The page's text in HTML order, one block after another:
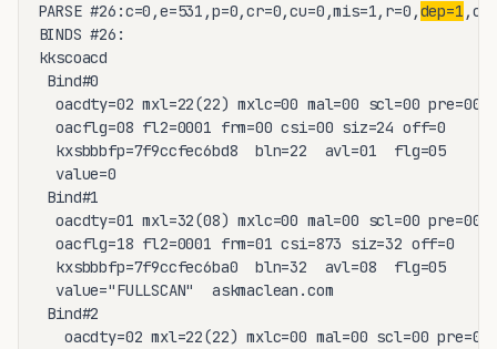
PARSE #26:c=0,e=531,p=0,cr=0,cu=0,mis=1,r=0,dep=1
BINDS #26:
kkscoacd
Bind#0
  oacdty=02 mxl=22(22) mxlc=00 mal=00 scl=00 pre=00
  oacflg=08 fl2=0001 frm=00 csi=00 siz=24 off=0
  kxsbbbfp=7f9ccfec6bd8  bln=22  avl=01  flg=05
  value=0
Bind#1
  oacdty=01 mxl=32(08) mxlc=00 mal=00 scl=00 pre=00
  oacflg=18 fl2=0001 frm=01 csi=873 siz=32 off=0
  kxsbbbfp=7f9ccfec6ba0  bln=32  avl=08  flg=05
  value="FULLSCAN"  askmaclean.com
Bind#2
   oacdty=02 mxl=22(22) mxlc=00 mal=00 scl=00 pre=00